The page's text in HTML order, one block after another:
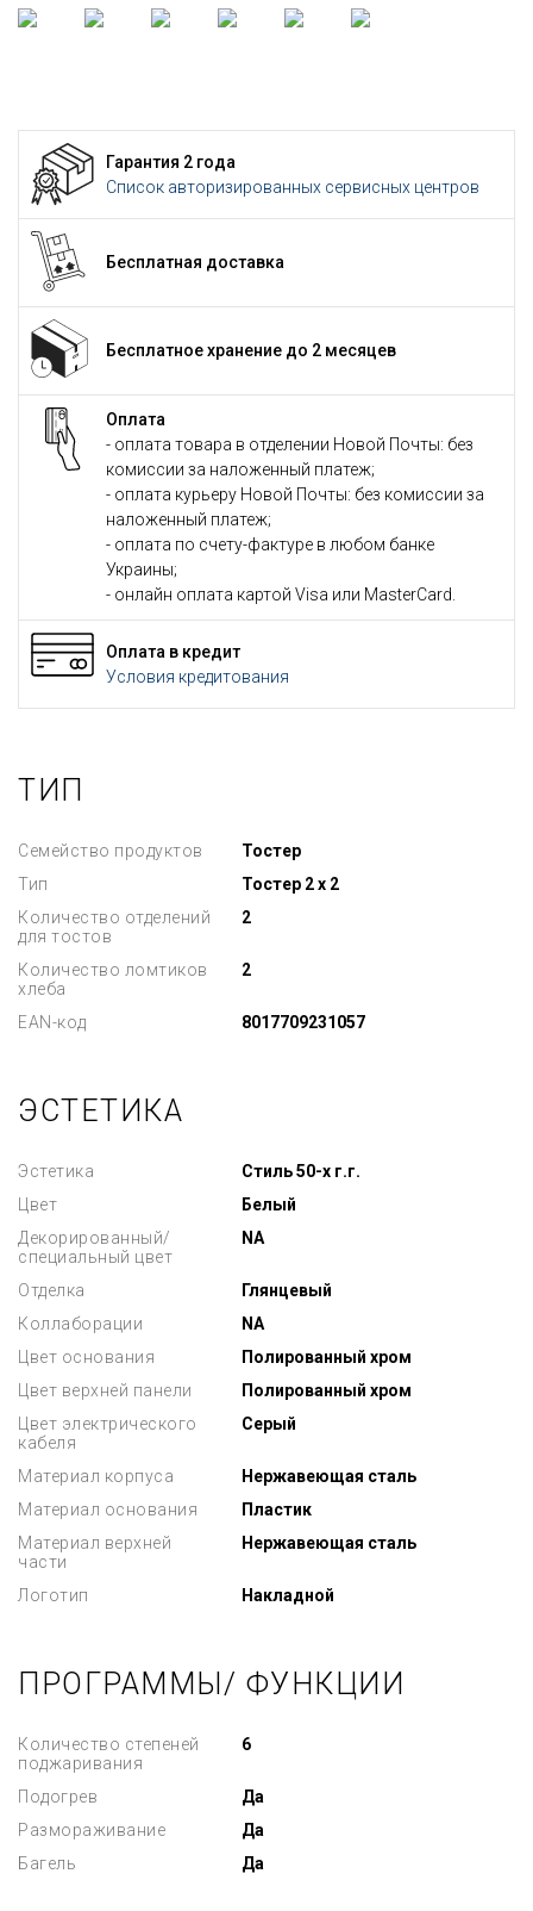
Гарантия 2 года
Список авторизированных сервисных центров
Бесплатная доставка
Бесплатное хранение до 2 месяцев
Оплата
- оплата товара в отделении Новой Почты: без
комиссии за наложенный платеж;
- оплата курьеру Новой Почты: без комиссии за
наложенный платеж;
- оплата по счету-фактуре в любом банке
Украины;
- онлайн оплата картой Visa или MasterCard.
Оплата в кредит
Условия кредитования
ТИП
Семейство продуктов
Тостер
Тип
Тостер 2 х 2
Количество отделений
для тостов
2
Количество ломтиков
хлеба
2
EAN-код 8017709231057
ЭСТЕТИКА
Эстетика
Стиль 50-х г.г.
Цвет
Белый
Декорированный/
специальный цвет
NA
Отделка
Глянцевый
Коллаборации
NA
Цвет основания
Полированный хром
Цвет верхней панели
Полированный хром
Цвет электрического
кабеля
Серый
Материал корпуса
Нержавеющая сталь
Материал основания
Пластик
Материал верхней
части
Нержавеющая сталь
Логотип Накладной
ПРОГРАММЫ/ ФУНКЦИИ
Количество степеней
поджаривания
6
Подогрев
Да
Размораживание
Да
Багель
Да